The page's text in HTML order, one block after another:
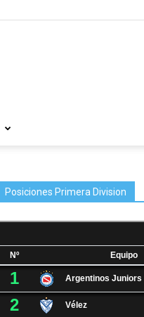
Posiciones Primera Division